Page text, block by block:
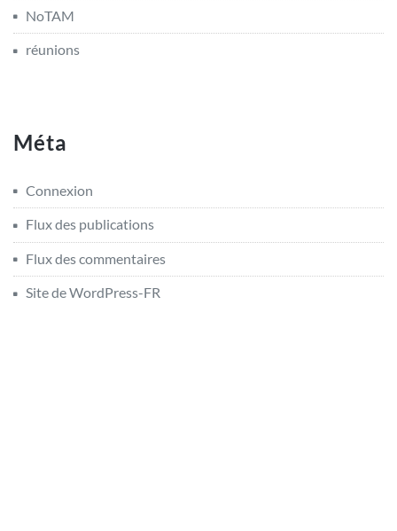
NoTAM
réunions
Méta
Connexion
Flux des publications
Flux des commentaires
Site de WordPress-FR